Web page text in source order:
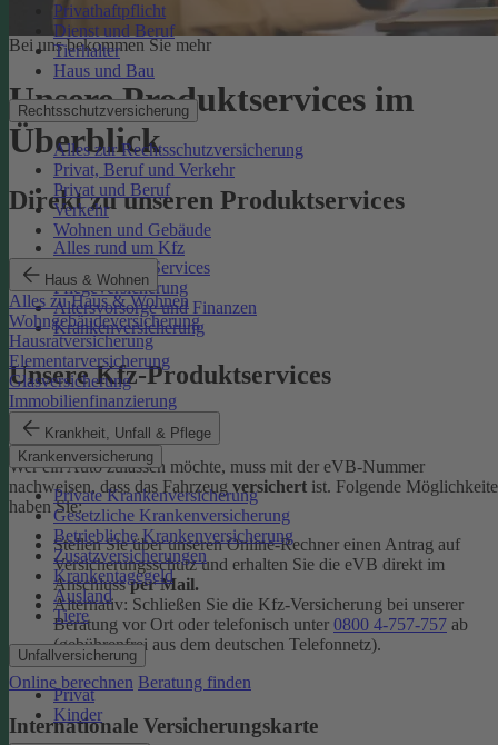
Privathaftpflicht
Dienst und Beruf
Tierhalter
Haus und Bau
Rechtsschutzversicherung
Alles zur Rechtsschutzversicherung
Privat, Beruf und Verkehr
Privat und Beruf
Verkehr
Wohnen und Gebäude
Haus & Wohnen
Alles zu Haus & Wohnen
Wohngebäudeversicherung
Hausratversicherung
Elementarversicherung
Glasversicherung
Immobilienfinanzierung
Krankheit, Unfall & Pflege
Krankenversicherung
Private Krankenversicherung
Gesetzliche Krankenversicherung
Betriebliche Krankenversicherung
Zusatzversicherungen
Krankentagegeld
Ausland
Tiere
Unfallversicherung
Privat
Kinder
Bei uns bekommen Sie mehr
Unsere Produktservices im
Überblick
Direkt zu unseren Produktservices
Alles rund um Kfz
Rechtsschutz-Services
Pflegeversicherung
Altersvorsorge und Finanzen
Krankenversicherung
Unsere Kfz-Produktservices
eVB-Nummer
Wer ein Auto zulassen möchte, muss mit der eVB-Nummer
nachweisen, dass das Fahrzeug versichert ist. Folgende
haben Sie:
Stellen Sie über unseren Online-Rechner einen Antrag auf
Versicherungsschutz und erhalten Sie die eVB direkt im
Anschlussper Mail.
Alternativ: Schließen Sie die Kfz-​Versicherung bei unserer
Beratung vor Ort oder telefonisch unter 0800 4-​757-757 ab
(gebührenfrei aus dem deutschen Telefonnetz).
Online berechnen Beratung finden
Internationale Versicherungskarte